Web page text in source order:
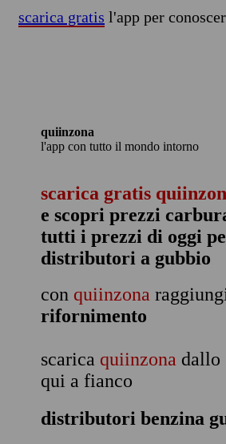
scarica gratis l'app per
quiinzona
l'app con tutto il mondo intorno
scarica gratis
e scopri prezzi
tutti i prezzi di oggi
distributori a gubbio
con quiinzona
rifornimento
scarica quiinzona dallo
qui a fianco
distributori benzina